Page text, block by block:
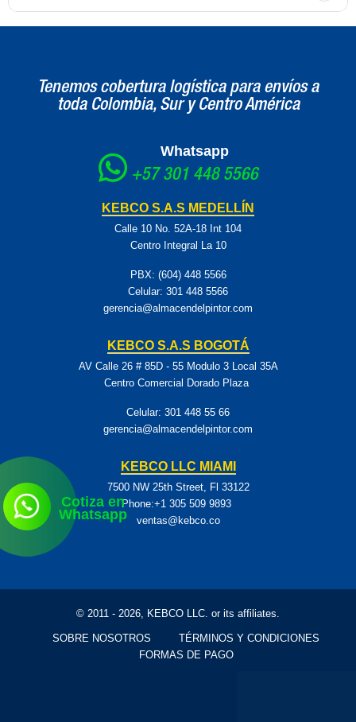
Cotiza en
Whatsapp
La pistola tiene una boquilla de 1.8 mm, adecuada para materiales
Tenemos cobertura logística para envíos a
toda Colombia, Sur y Centro América
Whatsapp
+57 301 448 5566
KEBCO S.A.S MEDELLÍN
Calle 10 No. 52A-18 Int 104
Centro Integral La 10
PBX: (604) 448 5566
Celular: 301 448 5566
gerencia@almacendelpintor.com
KEBCO S.A.S BOGOTÁ
AV Calle 26 # 85D - 55 Modulo 3 Local 35A
Centro Comercial Dorado Plaza
Celular: 301 448 55 66
gerencia@almacendelpintor.com
KEBCO LLC MIAMI
7500 NW 25th Street, Fl 33122
Phone:+1 305 509 9893
ventas@kebco.co
© 2011 - 2026, KEBCO LLC. or its affiliates.
SOBRE NOSOTROS
TÉRMINOS Y CONDICIONES
FORMAS DE PAGO